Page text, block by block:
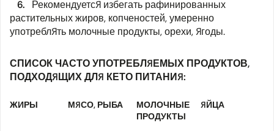
6. Рекомендуется избегать рафинированных
растительных жиров, копченостей, умеренно
употреблять молочные продукты, орехи, ягоды.
СПИСОК ЧАСТО УПОТРЕБЛЯЕМЫХ ПРОДУКТОВ,
ПОДХОДЯЩИХ ДЛЯ КЕТО ПИТАНИЯ:
ЖИРЫ МЯСО, РЫБА
МОЛОЧНЫЕ
ПРОДУКТЫ
ЯЙЦА